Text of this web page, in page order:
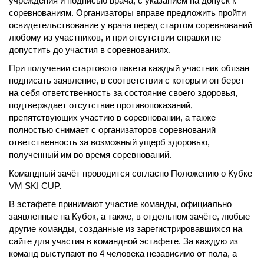
соревнованиям. Организаторы вправе предложить пройти
освидетельствование у врача перед стартом соревнований
любому из участников, и при отсутствии справки не
допустить до участия в соревнованиях.
При получении стартового пакета каждый участник обязан
подписать заявление, в соответствии с которым он берет
на себя ответственность за состояние своего здоровья,
подтверждает отсутствие противопоказаний,
препятствующих участию в соревновании, а также
полностью снимает с организаторов соревнований
ответственность за возможный ущерб здоровью,
полученный им во время соревнований.
Командный зачёт проводится согласно Положению о Кубке
VM SKI CUP.
В эстафете принимают участие команды, официально
заявленные на Кубок, а также, в отдельном зачёте, любые
другие команды, созданные из зарегистрировавшихся на
сайте для участия в командной эстафете. За каждую из
команд выступают по 4 человека независимо от пола, а